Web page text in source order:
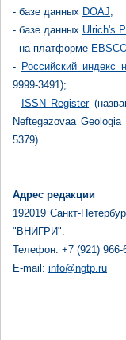
- базе данных DOAJ;
- базе данных Ulrich's
- на платформе
- Российский индекс
9999-3491);
-
ISSN Register
Neftegazovaa
5379).
Адрес редакции
192019 Санкт-
"ВНИГРИ".
Телефон: +7 (921) 966-
E-mail: info@ngtp.ru